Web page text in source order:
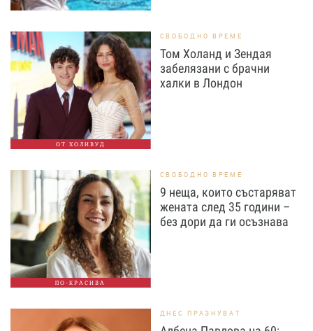
ОТ ХОЛИВУД
СВОБОДНО ВРЕМЕ
Том Холанд и Зендая
забелязани с брачни
халки в Лондон
ПО-КРАСИВА
СВОБОДНО ВРЕМЕ
9 неща, които състаряват
жената след 35 години –
без дори да ги осъзнава
ДНЕС ПРАЗНУВАТ